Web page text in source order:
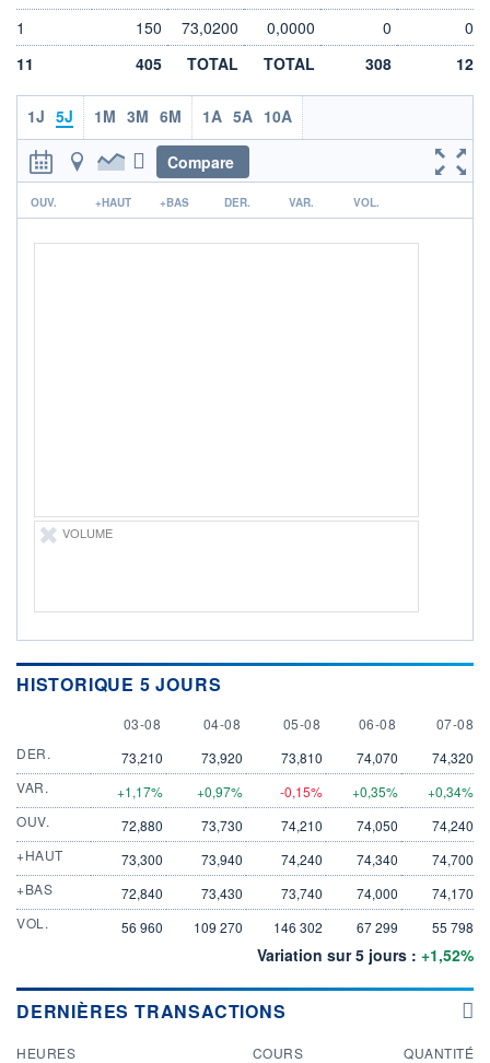
55 798
DERNIER ÉCHANGE
07.08.26 / 17:35:06
BAISSE
72,4700
HAUSSE
76,1700
ÉLIGIBILITÉ
SRD
PEA
BOURSOVIE LUX
BOURSOVIE
CTO BUSINESS
22H
1
150 73,0200 0,0000 0
0
11
405 TOTAL TOTAL 308 12
1J 5J 1M 3M 6M 1A 5A 10A
Compare
r
OUV. +HAUT +BAS DER. VAR. VOL.
VOLUME
HISTORIQUE 5 JOURS
3 AUGUST
03-08 4 AUGUST
04-08 5 AUGUST
05-08 6 AUGUST
06-08 7
07-08
DER.
73,210 73,920 73,810 74,070
74,320
VAR.
+1,17% +0,97% -0,15% +0,35%
+0,34%
OUV.
72,880 73,730 74,210 74,050
74,240
+HAUT
73,300 73,940 74,240 74,340
74,700
+BAS
72,840 73,430 73,740 74,000
74,170
VOL.
56 960 109 270 146 302 67 299 55 798
Variation sur 5 jours : +1,52%
DERNIÈRES TRANSACTIONS
HEURES COURS QUANTITÉ